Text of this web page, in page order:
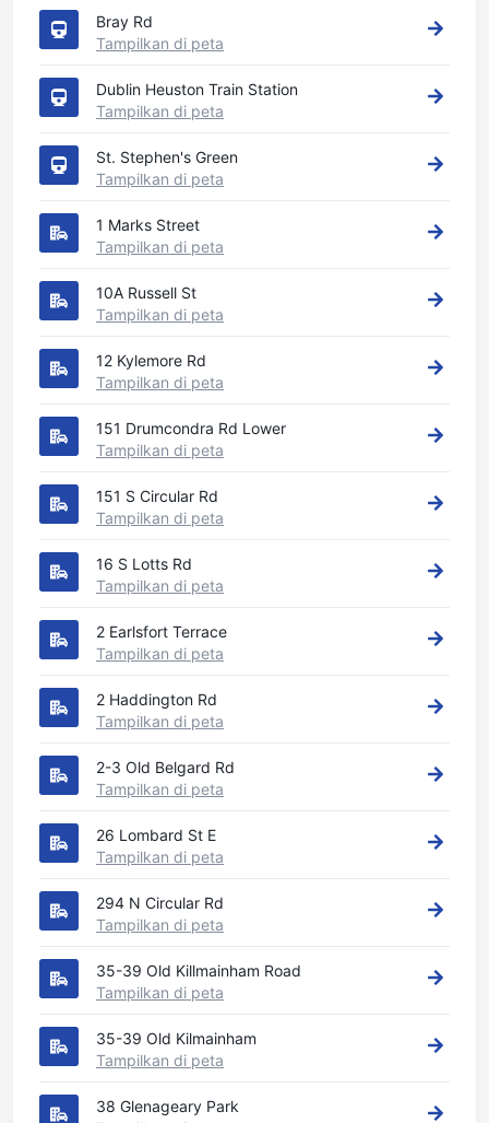
Bray Rd
Tampilkan di peta
Dublin Heuston Train Station
Tampilkan di peta
St. Stephen's Green
Tampilkan di peta
1 Marks Street
Tampilkan di peta
10A Russell St
Tampilkan di peta
12 Kylemore Rd
Tampilkan di peta
151 Drumcondra Rd Lower
Tampilkan di peta
151 S Circular Rd
Tampilkan di peta
16 S Lotts Rd
Tampilkan di peta
2 Earlsfort Terrace
Tampilkan di peta
2 Haddington Rd
Tampilkan di peta
2-3 Old Belgard Rd
Tampilkan di peta
26 Lombard St E
Tampilkan di peta
294 N Circular Rd
Tampilkan di peta
35-39 Old Killmainham Road
Tampilkan di peta
35-39 Old Kilmainham
Tampilkan di peta
38 Glenageary Park